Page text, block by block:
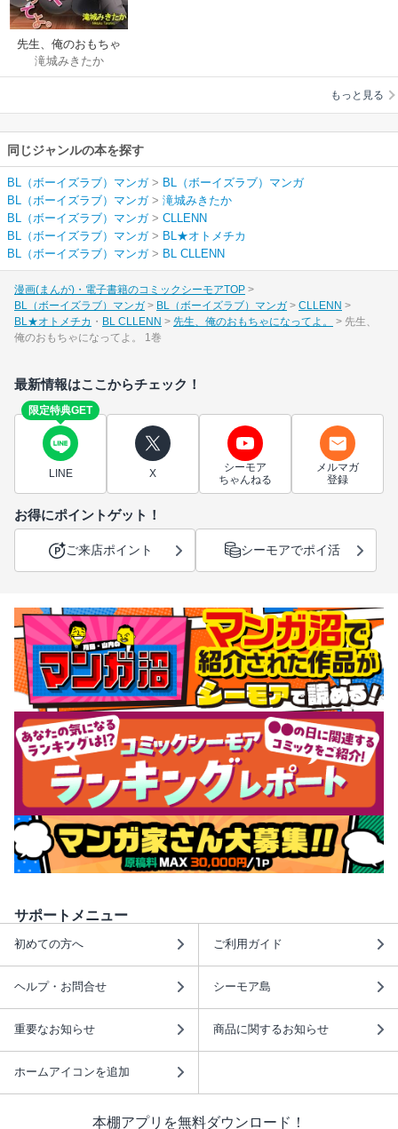
先生、俺のおもちゃ
になってよ。
滝城みきたか
もっと見る
同じジャンルの本を探す
BL（ボーイズラブ）マンガ> BL（ボーイズラブ）マンガ
BL（ボーイズラブ）マンガ> 滝城みきたか
BL（ボーイズラブ）マンガ> CLLENN
BL（ボーイズラブ）マンガ> BL★オトメチカ
BL（ボーイズラブ）マンガ> BL CLLENN
漫画(まんが)・電子書籍のコミックシーモアTOP
BL（ボーイズラブ）マンガ
BL（ボーイズラブ）マンガ
CLLENN
BL★オトメチカ
BL CLLENN 先生、俺のおもちゃになってよ。
先生、
俺のおもちゃになってよ。 1巻
最新情報はここからチェック！
限定特典GET
LINE X
シーモア
ちゃんねる
メルマガ
登録
お得にポイントゲット！
ご来店ポイント シーモアでポイ活
サポートメニュー
初めての方へ ご利用ガイド
ヘルプ・お問合せ シーモア島
重要なお知らせ 商品に関するお知らせ
ホームアイコンを追加
本棚アプリを無料ダウンロード！